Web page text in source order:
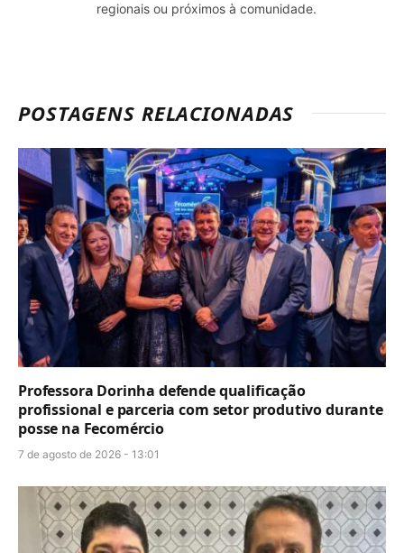
regionais ou próximos à comunidade.
POSTAGENS RELACIONADAS
Professora Dorinha defende qualificação
profissional e parceria com setor produtivo durante
posse na Fecomércio
7 de agosto de 2026 - 13:01